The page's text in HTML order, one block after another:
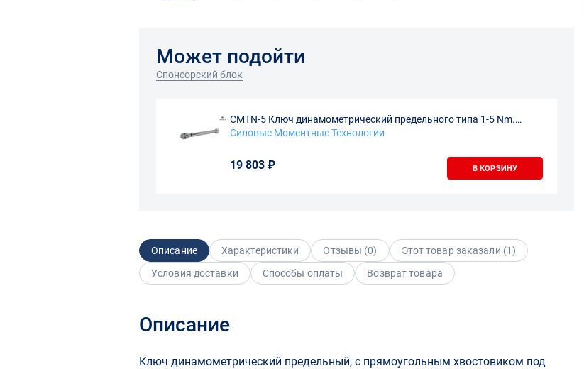
Может подойти
Спонсорский блок
CMTN-5 Ключ динамометрический предельного типа 1-5 Nm.
(Градация 0,05 Nm.)1/4" 0,18 кг
Силовые Моментные Технологии
19 803 ₽ В КОРЗИНУ
Описание Характеристики Отзывы (0) Этот товар заказали (1)
Условия доставки
Способы оплаты Возврат товара
Описание
Ключ динамометрический предельный, с прямоугольным хвостовиком под